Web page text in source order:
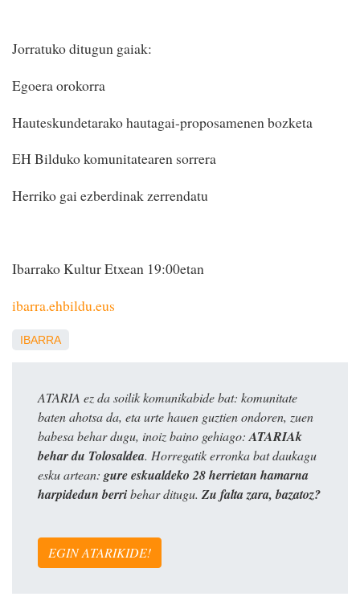
Jorratuko ditugun gaiak:
Egoera orokorra
Hauteskundetarako hautagai-proposamenen bozketa
EH Bilduko komunitatearen sorrera
Herriko gai ezberdinak zerrendatu
Ibarrako Kultur Etxean 19:00etan
ibarra.ehbildu.eus
IBARRA
ATARIA ez da soilik komunikabide bat: komunitate
baten ahotsa da, eta urte hauen guztien ondoren, zuen
babesa behar dugu, inoiz baino gehiago: ATARIAk
behar du Tolosaldea. Horregatik erronka bat daukagu
esku artean: gure eskualdeko 28 herrietan hamarna
harpidedun berribehar ditugu. Zu falta zara, bazatoz?
EGIN ATARIKIDE!